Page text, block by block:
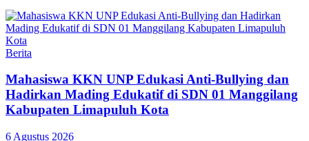
Berita
Mahasiswa KKN UNP Edukasi Anti-Bullying dan
Hadirkan Mading Edukatif di SDN 01 Manggilang
Kabupaten Limapuluh Kota
6 Agustus 2026